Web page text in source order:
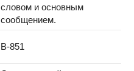
словом и основным
сообщением.
B-851